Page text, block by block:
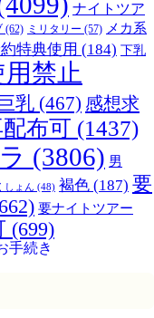
ナイトツア
(62) ミリタリー (57) メカ系
特典使用 (184) 下乳
禁止
巨乳 (467) 感想求
布可 (1437)
(3806) 男
しょん (48) 褐色 (187) 要
要ナイトツアー
(699)
手続き